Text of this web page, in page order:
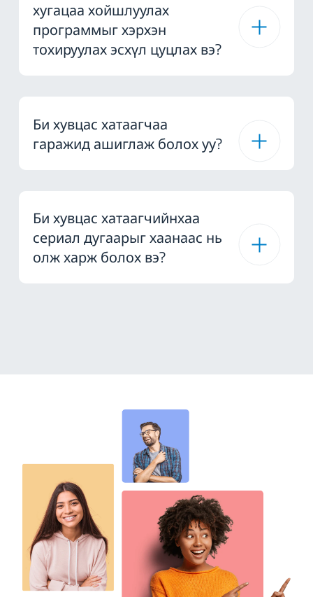
хугацаа хойшлуулах
программыг хэрхэн
тохируулах эсхүл цуцлах вэ?
Би хувцас хатаагчаа
гаражид ашиглаж болох уу?
Би хувцас хатаагчийнхаа
сериал дугаарыг хаанаас нь
олж харж болох вэ?